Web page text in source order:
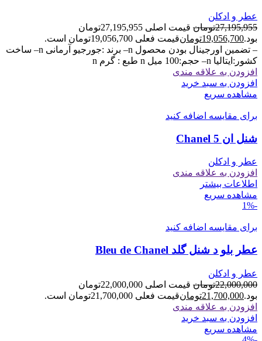
عطر و ادکلن
27,195,955تومان
قیمت اصلی 27,195,955تومان
بود.19,056,700تومانقیمت فعلی 19,056,700تومان است.
– تضمین اورجینال بودن محصول n– برند :جورجیو آرمانی n– ساخت
کشور:ایتالیا n– حجم:100 میل n طبع : گرم n
افزودن به علاقه مندی
افزودن به سبد خرید
مشاهده سریع
برای مقایسه اضافه کنید
شنل ان 5 Chanel
عطر و ادکلن
افزودن به علاقه مندی
اطلاعات بیشتر
مشاهده سریع
-1%
برای مقایسه اضافه کنید
عطر بلو د شنل گلد Bleu de Chanel
عطر و ادکلن
22,000,000تومان
قیمت اصلی 22,000,000تومان
بود.21,700,000تومانقیمت فعلی 21,700,000تومان است.
افزودن به علاقه مندی
افزودن به سبد خرید
مشاهده سریع